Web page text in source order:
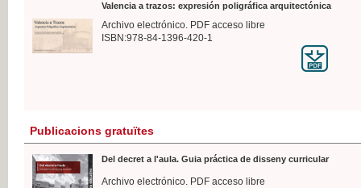
Valencia a trazos: expresión poligráfica arquitectónica
Archivo electrónico. PDF acceso libre
ISBN:978-84-1396-420-1
Publicacions gratuïtes
Del decret a l'aula. Guia práctica de disseny curricular
Archivo electrónico. PDF acceso libre